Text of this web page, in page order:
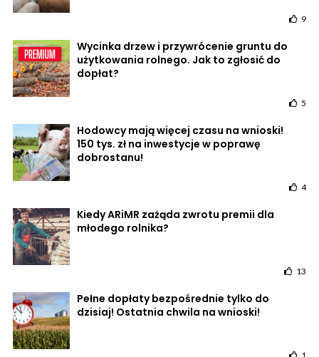
9
Wycinka drzew i przywrócenie gruntu do
użytkowania rolnego. Jak to zgłosić do
dopłat?
5
Hodowcy mają więcej czasu na wnioski!
150 tys. zł na inwestycje w poprawę
dobrostanu!
4
Kiedy ARiMR zażąda zwrotu premii dla
młodego rolnika?
13
Pełne dopłaty bezpośrednie tylko do
dzisiaj! Ostatnia chwila na wnioski!